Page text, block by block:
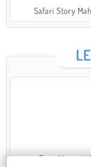
Safari Story
Farm Merge